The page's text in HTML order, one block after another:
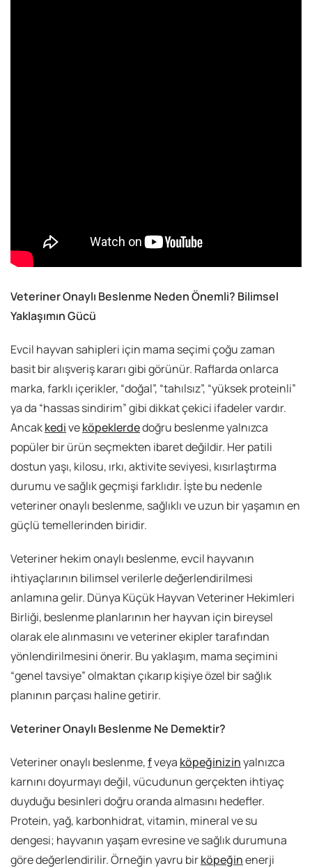
Veteriner Onaylı Beslenme Neden Önemli? Bilimsel
Yaklaşımın Gücü
Evcil hayvan sahipleri için mama seçimi çoğu zaman
basit bir alışveriş kararı gibi görünür. Raflarda onlarca
marka, farklı içerikler, “doğal”, “tahılsız”, “yüksek proteinli”
ya da “hassas sindirim” gibi dikkat çekici ifadeler vardır.
Ancakkediveköpeklerdedoğru beslenme yalnızca
popüler bir ürün seçmekten ibaret değildir. Her patili
dostun yaşı, kilosu, ırkı, aktivite seviyesi, kısırlaştırma
durumu ve sağlık geçmişi farklıdır. İşte bu nedenle
veteriner onaylı beslenme, sağlıklı ve uzun bir yaşamın en
güçlü temellerinden biridir.
Veteriner hekim onaylı beslenme, evcil hayvanın
ihtiyaçlarının bilimsel verilerle değerlendirilmesi
anlamına gelir. Dünya Küçük Hayvan Veteriner Hekimleri
Birliği, beslenme planlarının her hayvan için bireysel
olarak ele alınmasını ve veteriner ekipler tarafından
yönlendirilmesini önerir. Bu yaklaşım, mama seçimini
“genel tavsiye” olmaktan çıkarıp kişiye özel bir sağlık
planının parçası haline getirir.
Veteriner Onaylı Beslenme Ne Demektir?
Veteriner onaylı beslenme,fveya köpeğinizinyalnızca
karnını doyurmayı değil, vücudunun gerçekten ihtiyaç
duyduğu besinleri doğru oranda almasını hedefler.
Protein, yağ, karbonhidrat, vitamin, mineral ve su
dengesi; hayvanın yaşam evresine ve sağlık durumuna
göre değerlendirilir. Örneğin yavru birköpeğinenerji